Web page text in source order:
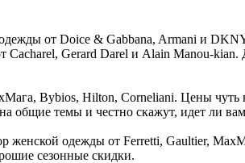
от Doice & Gabbana, Armani и
Cacharel, Gerard Darel и Alain Manou-
Bybios, Hilton, Corneliani. Цены
общие темы и честно скажут, идет ли
одежды от Ferretti, Gaultier,
сезонные скидки.